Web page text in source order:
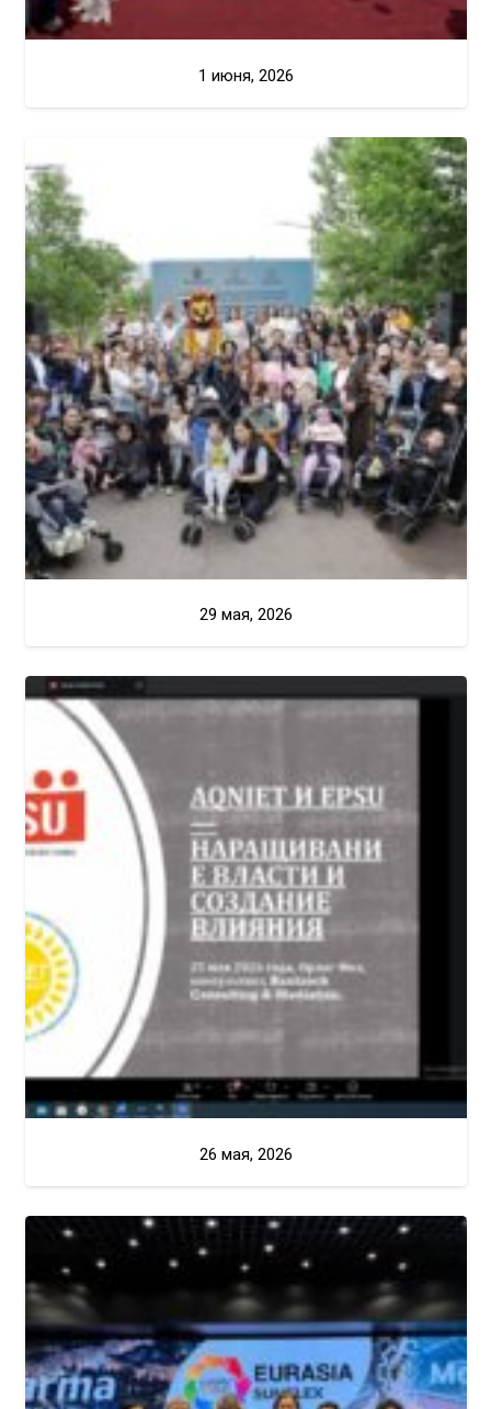
1 июня, 2026
29 мая, 2026
26 мая, 2026